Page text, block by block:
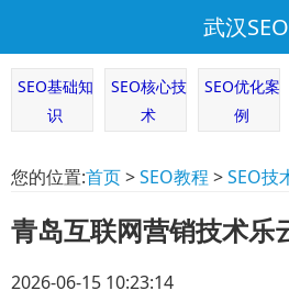
武汉SEO
SEO基础知
识
SEO核心技
术
SEO优化案
例
您的位置:首页>SEO教程 >SEO技
青岛互联网营销技术乐
2026-06-15 10:23:14